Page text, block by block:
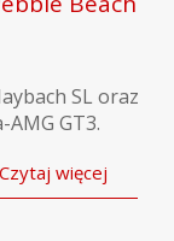
SL oraz
GT3.
Czytaj więcej